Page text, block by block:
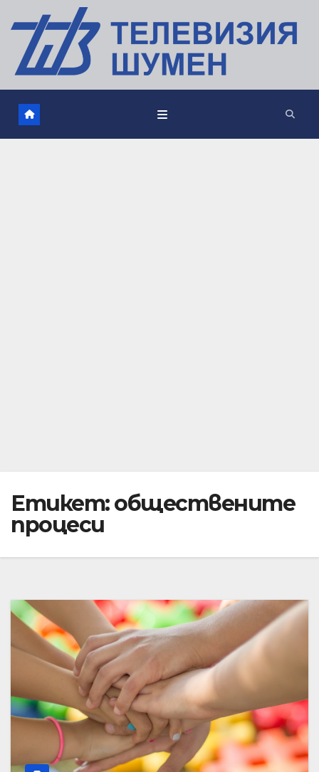
Етикет:обществените
процеси